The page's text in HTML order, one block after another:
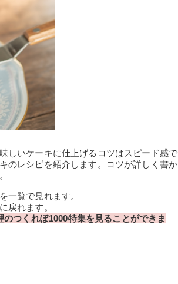
しいケーキに仕上げるコツはスピード感で
のレシピを紹介します。コツが詳しく書か
一覧で見れます。
戻れます。
つくれぽ1000特集を見ることができま